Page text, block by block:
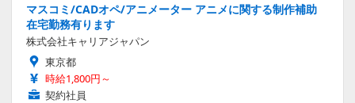
マスコミ/CADオペ/アニメーター アニメに関する制作補助
在宅勤務有ります
株式会社キャリアジャパン
東京都
時給1,800円～
契約社員